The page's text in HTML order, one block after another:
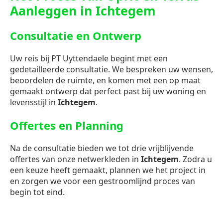
Aanleggen in Ichtegem
Consultatie en Ontwerp
Uw reis bij PT Uyttendaele begint met een
gedetailleerde consultatie. We bespreken uw wensen,
beoordelen de ruimte, en komen met een op maat
gemaakt ontwerp dat perfect past bij uw woning en
levensstijl in Ichtegem.
Offertes en Planning
Na de consultatie bieden we tot drie vrijblijvende
offertes van onze netwerkleden in Ichtegem. Zodra u
een keuze heeft gemaakt, plannen we het project in
en zorgen we voor een gestroomlijnd proces van
begin tot eind.